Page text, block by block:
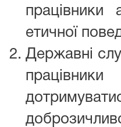
працівники
етичної
Державні